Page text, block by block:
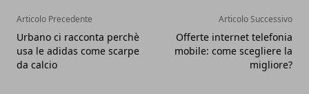
Articolo Precedente
Urbano ci racconta perchè
usa le adidas come scarpe
da calcio
Articolo Successivo
Offerte internet telefonia
mobile: come scegliere la
migliore?